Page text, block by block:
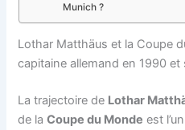
Munich ?
Lothar Matthäus et la Coupe
capitaine allemand en 1990
La trajectoire de Lothar
de laCoupe du Monde est